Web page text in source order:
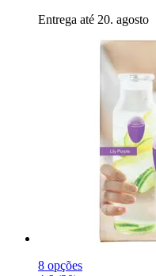
Entrega até 20. agosto
8 opções